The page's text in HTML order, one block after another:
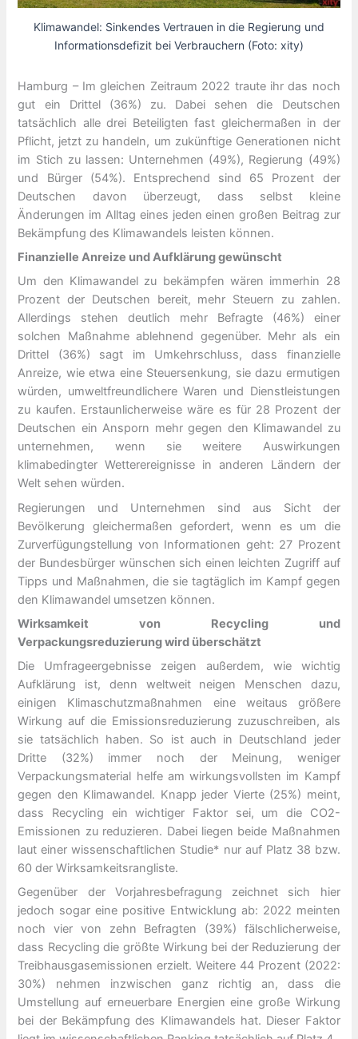
Klimawandel: Sinkendes Vertrauen in die Regierung und
Informationsdefizit bei Verbrauchern (Foto: xity)
Hamburg – Im gleichen Zeitraum 2022 traute ihr das noch
gut ein Drittel (36%) zu. Dabei sehen die Deutschen
tatsächlich alle drei Beteiligten fast gleichermaßen in der
Pflicht, jetzt zu handeln, um zukünftige Generationen nicht
im Stich zu lassen: Unternehmen (49%), Regierung (49%)
und Bürger (54%). Entsprechend sind 65 Prozent der
Deutschen davon überzeugt, dass selbst kleine
Änderungen im Alltag eines jeden einen großen Beitrag zur
Bekämpfung des Klimawandels leisten können.
Finanzielle Anreize und Aufklärung gewünscht
Um den Klimawandel zu bekämpfen wären immerhin 28
Prozent der Deutschen bereit, mehr Steuern zu zahlen.
Allerdings stehen deutlich mehr Befragte (46%) einer
solchen Maßnahme ablehnend gegenüber. Mehr als ein
Drittel (36%) sagt im Umkehrschluss, dass finanzielle
Anreize, wie etwa eine Steuersenkung, sie dazu ermutigen
würden, umweltfreundlichere Waren und Dienstleistungen
zu kaufen. Erstaunlicherweise wäre es für 28 Prozent der
Deutschen ein Ansporn mehr gegen den Klimawandel zu
unternehmen, wenn sie weitere Auswirkungen
klimabedingter Wetterereignisse in anderen Ländern der
Welt sehen würden.
Regierungen und Unternehmen sind aus Sicht der
Bevölkerung gleichermaßen gefordert, wenn es um die
Zurverfügungstellung von Informationen geht: 27 Prozent
der Bundesbürger wünschen sich einen leichten Zugriff auf
Tipps und Maßnahmen, die sie tagtäglich im Kampf gegen
den Klimawandel umsetzen können.
Wirksamkeit von Recycling und
Verpackungsreduzierung wird überschätzt
Die Umfrageergebnisse zeigen außerdem, wie wichtig
Aufklärung ist, denn weltweit neigen Menschen dazu,
einigen Klimaschutzmaßnahmen eine weitaus größere
Wirkung auf die Emissionsreduzierung zuzuschreiben, als
sie tatsächlich haben. So ist auch in Deutschland jeder
Dritte (32%) immer noch der Meinung, weniger
Verpackungsmaterial helfe am wirkungsvollsten im Kampf
gegen den Klimawandel. Knapp jeder Vierte (25%) meint,
dass Recycling ein wichtiger Faktor sei, um die CO2-
Emissionen zu reduzieren. Dabei liegen beide Maßnahmen
laut einer wissenschaftlichen Studie* nur auf Platz 38 bzw.
60 der Wirksamkeitsrangliste.
Gegenüber der Vorjahresbefragung zeichnet sich hier
jedoch sogar eine positive Entwicklung ab: 2022 meinten
noch vier von zehn Befragten (39%) fälschlicherweise,
dass Recycling die größte Wirkung bei der Reduzierung der
Treibhausgasemissionen erzielt. Weitere 44 Prozent (2022:
30%) nehmen inzwischen ganz richtig an, dass die
Umstellung auf erneuerbare Energien eine große Wirkung
bei der Bekämpfung des Klimawandels hat. Dieser Faktor